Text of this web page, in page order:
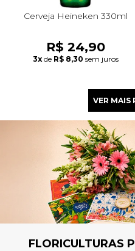
Cerveja Heineken 330ml
R$ 24,90
3x de R$ 8,30 sem juros
FLORICULTURAS